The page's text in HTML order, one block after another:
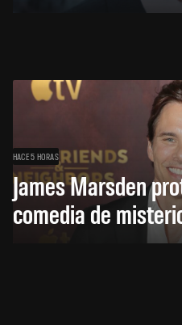
HACE 5 HORAS
James Marsden
comedia de